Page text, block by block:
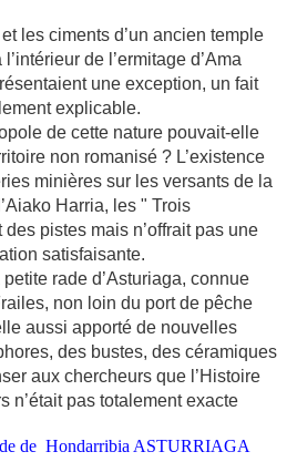
les ciments d’un ancien temple
de l’ermitage d’Ama
une exception, un fait
explicable.
de cette nature pouvait-elle
non romanisé ? L’existence
minières sur les versants de la
Harria, les " Trois
pistes mais n’offrait pas une
satisfaisante.
rade d’Asturiaga, connue
non loin du port de pêche
aussi apporté de nouvelles
des bustes, des céramiques
aux chercheurs que l’Histoire
n’était pas totalement exacte
de HondarribiaASTURRIAGA